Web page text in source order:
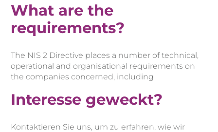
What are the
requirements?
The NIS 2 Directive places a number of technical,
operational and organisational requirements on
the companies concerned, including
Interesse geweckt?
Kontaktieren Sie uns, um zu erfahren, wie wir